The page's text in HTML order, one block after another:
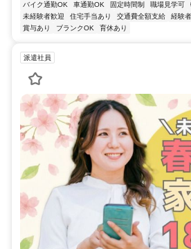
バイク通勤OK
車通勤OK 固定時間制 職場見学可
未経験者歓迎
住宅手当あり 交通費全額支給 経験
賞与あり
ブランクOK 育休あり
派遣社員